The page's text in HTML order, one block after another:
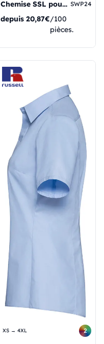
Chemise SSL pour femme en popeline noire à nœud papillon et élasthanne SWP24
depuis 20,87€/100
pièces.
XS → 4XL 2